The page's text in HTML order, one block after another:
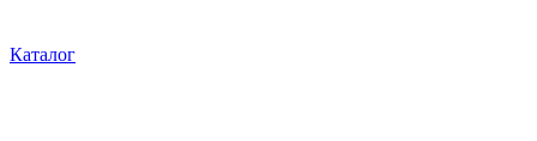
Каталог